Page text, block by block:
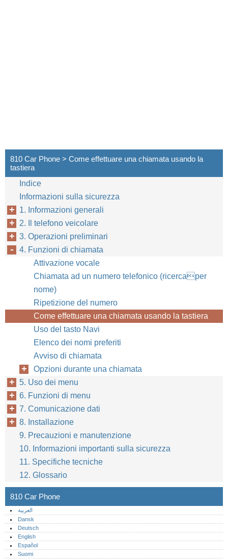
810 Car Phone > Come effettuare una chiamata usando la
tastiera
Indice
Informazioni sulla sicurezza
1. Informazioni generali
2. Il telefono veicolare
3. Operazioni preliminari
4. Funzioni di chiamata
Attivazione vocale
Chiamata ad un numero telefonico (ricercaper
nome)
Ripetizione del numero
Come effettuare una chiamata usando la tastiera
Uso del tasto Navi
Elenco dei nomi preferiti
Avviso di chiamata
Opzioni durante una chiamata
5. Uso dei menu
6. Funzioni di menu
7. Comunicazione dati
8. Installazione
9. Precauzioni e manutenzione
10. Informazioni importanti sulla sicurezza
11. Specifiche tecniche
12. Glossario
810 Car Phone
العربية
Dansk
Deutsch
English
Español
Suomi